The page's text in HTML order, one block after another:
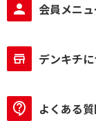
会員メニュ
デンキチ
よくある